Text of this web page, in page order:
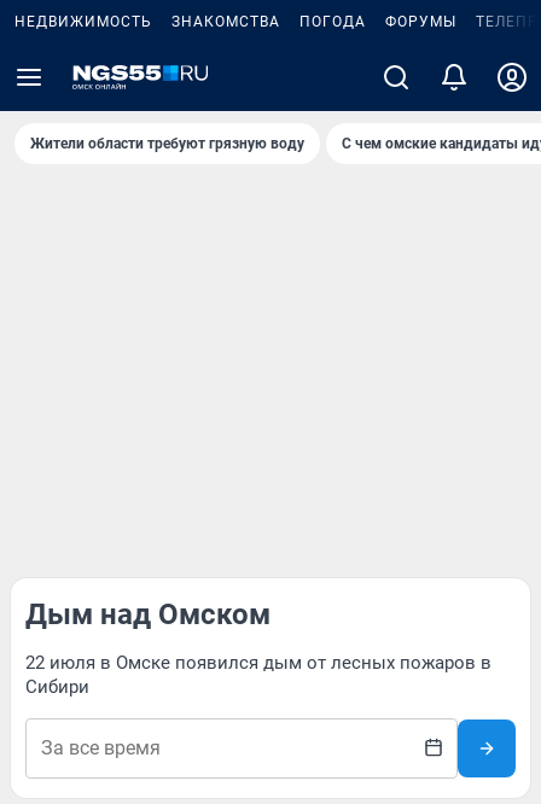
НЕДВИЖИМОСТЬ ЗНАКОМСТВА ПОГОДА ФОРУМЫ
Жители области требуют грязную воду С чем омские кандидаты
Дым над Омском
22 июля в Омске появился дым от лесных пожаров в
Сибири